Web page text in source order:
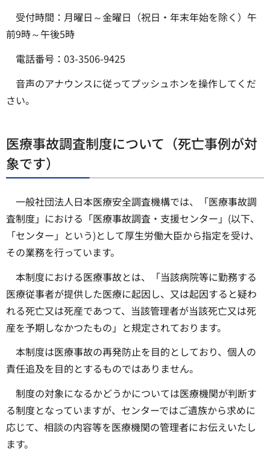
受付時間：月曜日～金曜日（祝日・年末年始を除く）午
前9時～午後5時
電話番号：03-3506-9425
音声のアナウンスに従ってプッシュホンを操作してくだ
さい。
医療事故調査制度について（死亡事例が対
象です）
一般社団法人日本医療安全調査機構では、「医療事故調
査制度」における「医療事故調査・支援センター」(以下、
「センター」という)として厚生労働大臣から指定を受け、
その業務を行っています。
本制度における医療事故とは、「当該病院等に勤務する
医療従事者が提供した医療に起因し、又は起因すると疑わ
れる死亡又は死産であつて、当該管理者が当該死亡又は死
産を予期しなかつたもの」と規定されております。
本制度は医療事故の再発防止を目的としており、個人の
責任追及を目的とするものではありません。
制度の対象になるかどうかについては医療機関が判断す
る制度となっていますが、センターではご遺族から求めに
応じて、相談の内容等を医療機関の管理者にお伝えいたし
ます。